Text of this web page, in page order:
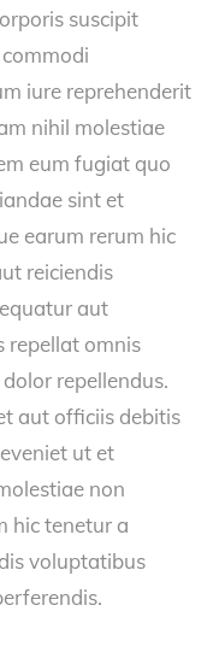
suscipit
iure reprehenderit
nihil molestiae
eum fugiat quo
sint et
earum rerum hic
reiciendis
aut
repellat omnis
repellendus.
aut officiis debitis
ut et
non
hic tenetur a
voluptatibus